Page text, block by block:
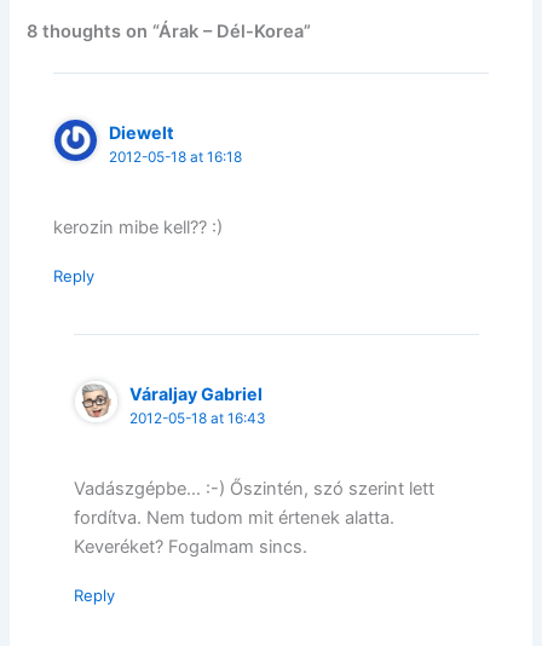
8 thoughts on “Árak – Dél-Korea”
Diewelt
2012-05-18 at 16:18
kerozin mibe kell?? :)
Reply
Váraljay Gabriel
2012-05-18 at 16:43
Vadászgépbe… :-) Őszintén, szó szerint lett
fordítva. Nem tudom mit értenek alatta.
Keveréket? Fogalmam sincs.
Reply